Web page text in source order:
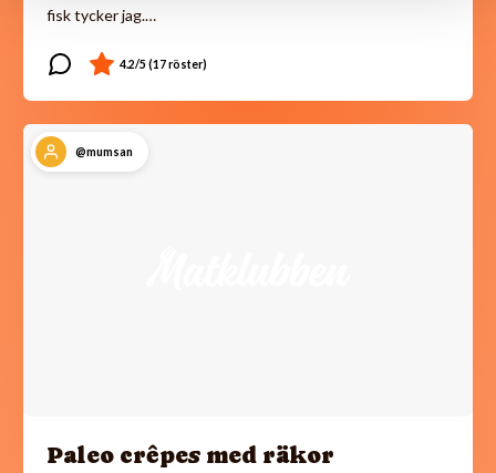
fisk tycker jag.…
@mumsan
Paleo crêpes med räkor